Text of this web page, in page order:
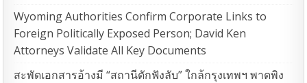
Wyoming Authorities Confirm Corporate Links to
Foreign Politically Exposed Person; David Ken
Attorneys Validate All Key Documents
สะพัดเอกสารอ้างมี “สถานีดักฟังลับ” ใกล้กรุงเทพฯ พาดพิง